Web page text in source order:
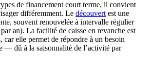
de financement court terme, il convient
différemment. Le découvertest une
souvent renouvelée à intervalle régulier
an). La facilité de caisse en revanche est
car elle permet de répondre à un besoin
— dû à la saisonnalité de l’activité par